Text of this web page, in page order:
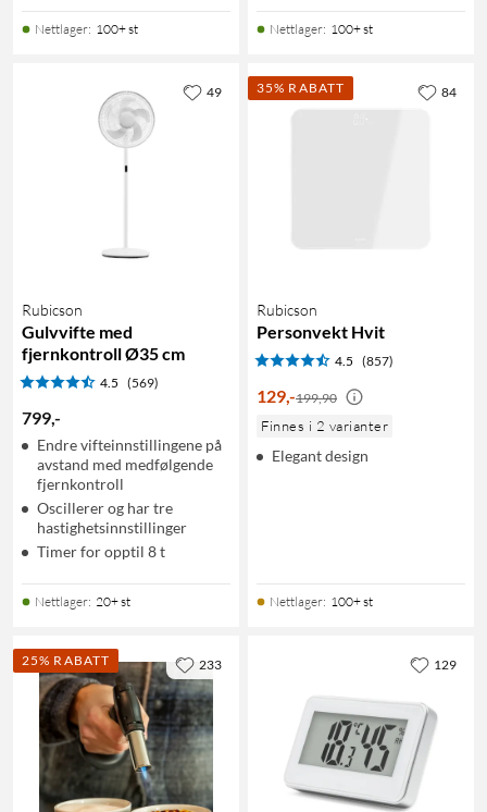
Nettlager: 100+ st Nettlager: 100+ st
Rubicson
Gulvvifte med
fjernkontroll Ø35 cm
4.5 (569)
799,-
Endre vifteinnstillingene på
avstand med medfølgende
fjernkontroll
Oscillerer og har tre
hastighetsinnstillinger
Timer for opptil 8 t
Nettlager: 20+ st
49 35% RABATT
Rubicson
Personvekt Hvit
4.5 (857)
129,-199,90
Finnes i 2 varianter
Elegant design
Nettlager: 100+ st
84
25% RABATT 233 129